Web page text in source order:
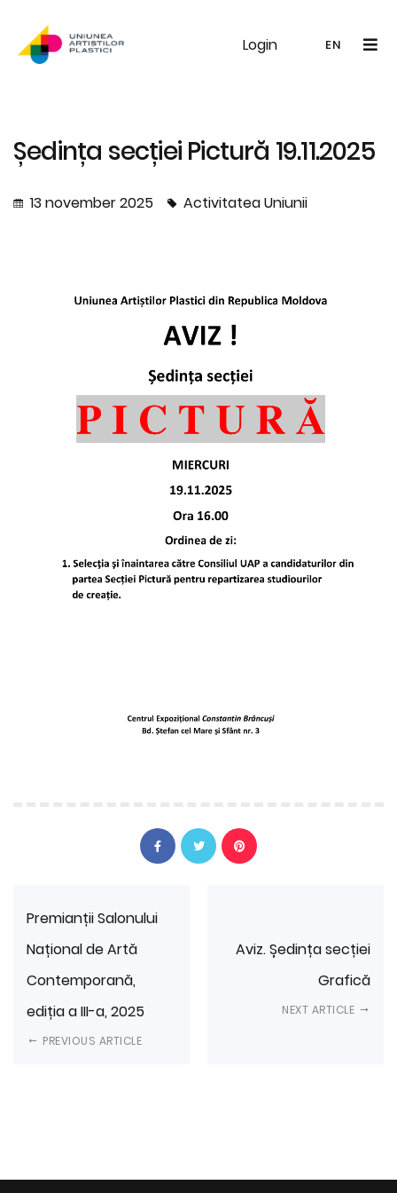
Login EN
UAP Galerie Noutăți
Ședința secției Pictură 19.11.2025
13 november 2025 Activitatea Uniunii
Premianții Salonului
Național de Artă
Contemporană,
ediția a III-a, 2025
PREVIOUS ARTICLE
Aviz. Ședința secției
Grafică
NEXT ARTICLE